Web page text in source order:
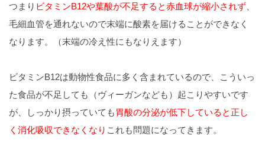
つまり ビタミンB12や葉酸が不足すると赤血球が縮小されず
毛細血管を通れないので末端に酸素を届けることができなく
なります。（末端の冷え性にもなりえます）
ビタミンB12は動物性食品に多く含まれているので、こういっ
た食品が不足しても（ヴィーガンなども）起こりやすいです
が、しっかり摂っていても 胃酸の分泌が低下していると正し
く消化吸収できなくなり これも問題になってきます。